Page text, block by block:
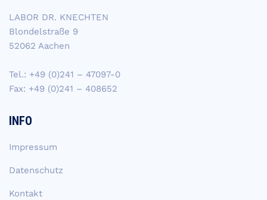
LABOR DR. KNECHTEN
Blondelstraße 9
52062 Aachen
Tel.: +49 (0)241 – 47097-0
Fax: +49 (0)241 – 408652
INFO
Impressum
Datenschutz
Kontakt